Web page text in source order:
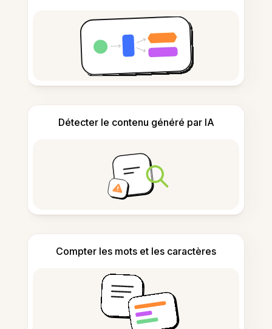
Détecter le contenu généré par IA
Compter les mots et les caractères